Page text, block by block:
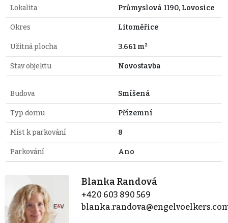
Lokalita Průmyslová 1190, Lovosice
Okres Litoměřice
Užitná plocha 3.661 m²
Stav objektu Novostavba
Budova Smíšená
Typ domu Přízemní
Míst k parkování 8
Parkování Ano
Blanka Randová
+420 603 890 569